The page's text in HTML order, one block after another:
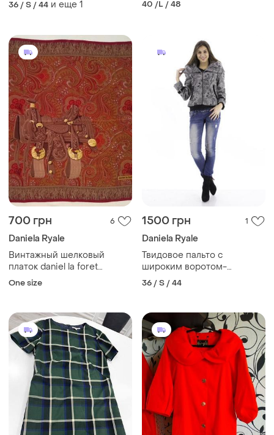
36 / S / 44 и еще 1 40 /L / 48
700 грн 6
Daniela Ryale
Винтажный шелковый
платок daniel la foret
оригинал подписной сбруя
One size
1500 грн 1
Daniela Ryale
Твидовое пальто с
широким воротом-
капюшоном daniela ryale
36 / S / 44